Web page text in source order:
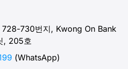
728-730번지, Kwong On Bank
, 205호
(WhatsApp)